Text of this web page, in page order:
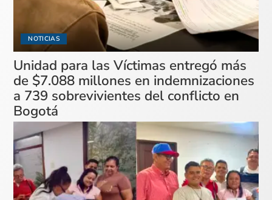
NOTICIAS
Unidad para las Víctimas entregó más
de $7.088 millones en indemnizaciones
a 739 sobrevivientes del conflicto en
Bogotá